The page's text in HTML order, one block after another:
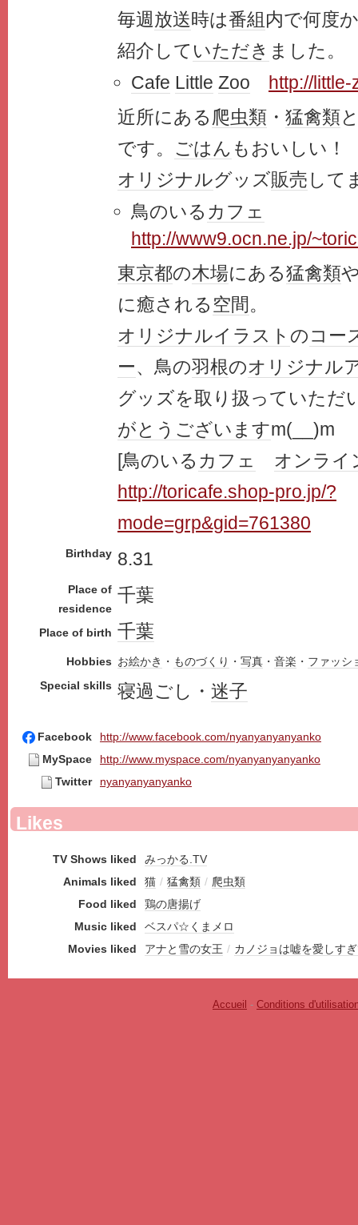
毎週放送時は番組 内で何度
紹介して いただき ました。
Cafe Little Zoo
http://little-
近所にある爬虫類 ・ 猛禽類
です。 ごはん もおいしい！
オリジナルグッズ販売 して
鳥のいる カフェ
http://www9.ocn.ne.jp/
東京都の木場にある猛禽類
に癒される 空間。
オリジナルイラスト のコー
ー、鳥の羽根のオリジナル
グッズを取り扱っていただ
がとうございますm(__)m
[鳥のいる カフェ
オンライ
http://toricafe.shop-pro.jp/?
mode=grp&gid=761380
Birthday 8.31
Place of
residence
千葉
Place of birth 千葉
Hobbies お絵かき ・ ものづくり ・ 写真 ・ 音楽 ・ ファッシ
Special skills 寝過ごし・ 迷子
Facebook
http://www.facebook.com/nyanyanyanyanko
MySpace
http://www.myspace.com/nyanyanyanyanko
Twitter
nyanyanyanyanko
Likes
TV Shows liked
みっかる.TV
Animals liked
猫 / 猛禽類 / 爬虫類
Food liked
鶏の唐揚げ
Music liked
ベスパ☆くまメロ
Movies liked
アナと雪の女王 / カノジョは嘘を愛しす
Accueil - Conditions